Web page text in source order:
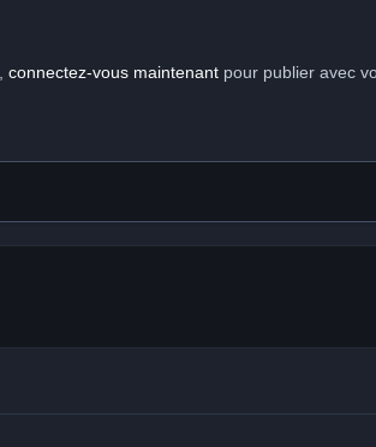
connectez-vous maintenantpour publier avec